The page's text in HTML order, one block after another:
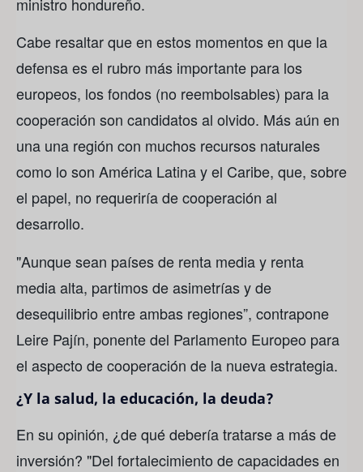
Cabe resaltar que en estos momentos en que la
defensa es el rubro más importante para los
europeos, los fondos (no reembolsables) para la
cooperación son candidatos al olvido. Más aún en
una una región con muchos recursos naturales
como lo son América Latina y el Caribe, que, sobre
el papel, no requeriría de cooperación al
desarrollo.
"Aunque sean países de renta media y renta
media alta, partimos de asimetrías y de
desequilibrio entre ambas regiones”, contrapone
Leire Pajín, ponente del Parlamento Europeo para
el aspecto de cooperación de la nueva estrategia.
¿Y la salud, la educación, la deuda?
En su opinión, ¿de qué debería tratarse a más de
inversión? "Del fortalecimiento de capacidades en